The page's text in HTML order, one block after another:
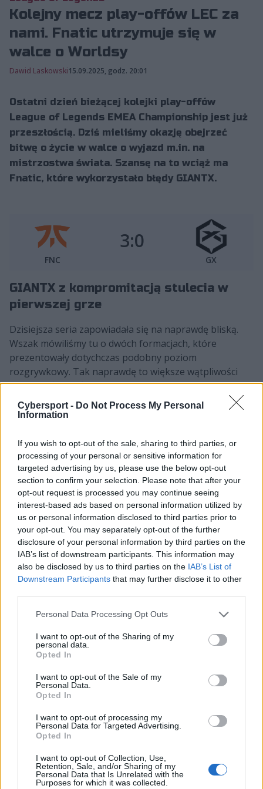
Cybersport - Do Not Process My Personal
Information
If you wish to opt-out of the sale, sharing to third parties, or
processing of your personal or sensitive information for
targeted advertising by us, please use the below opt-out
section to confirm your selection. Please note that after your
opt-out request is processed you may continue seeing
interest-based ads based on personal information utilized by
us or personal information disclosed to third parties prior to
your opt-out. You may separately opt-out of the further
disclosure of your personal information by third parties on the
IAB’s list of downstream participants. This information may
also be disclosed by us to third parties on the IAB’s List of
Downstream Participants that may further disclose it to other
Personal Data Processing Opt Outs
I want to opt-out of the Sharing of my
personal data.
Opted In
I want to opt-out of the Sale of my
Personal Data.
Opted In
I want to opt-out of processing my
Personal Data for Targeted Advertising.
Opted In
I want to opt-out of Collection, Use,
Retention, Sale, and/or Sharing of my
Personal Data that Is Unrelated with the
Purposes for which it was collected.
Kolejny mecz play-offów LEC za
nami. Fnatic utrzymuje się w
walce o Worldsy
Dawid Laskowski15.09.2025, godz. 20:01
Ostatni dzień bieżącej kolejki play-offów
League of Legends EMEA Championship jest już
przeszłością. Dziś mieliśmy okazję obejrzeć
bitwę o życie w walce o wyjazd m.in. na
mistrzostwa świata. Szansę na to wciąż ma
Fnatic, które wykorzystało błędy GIANTX.
FNC
3:0
GX
GIANTX z kompromitacją stulecia w
pierwszej grze
Dzisiejsza seria zapowiadała się na naprawdę bliską.
Wszak mówiliśmy tu o dwóch formacjach, które
prezentowały dotychczas podobny poziom
rozgrywkowy. Tak naprawdę to większe wątpliwości
można było mieć w kwestii formy Fnatic, które nie
zdołało ostatnio rozprawić się z obecnymi mistrzami
LEC z Movistar KOI. GIANTX z kolei pewnie przebrnęło
długi czas potwierdzała te obawy. Wszak to Oh "Noah"
Hyeon-taek i spółka radzili sobie w niej zdecydowanie
lepiej. Czarno-Pomarańczowi nie mieli praktycznie nic
do powiedzenia przez całą grę. W efekcie w pewnym
momencie przewaga GX w złocie wynosiła aż 11 tysięcy!
Wtem ni stąd, ni zowąd FNC wygrało w kuriozalnym
stylu jedną walkę drużynową i jak gdyby nigdy nic
skończyło grę jednym pchnięciem. Ciekawostką jest to,
że w momencie rozbijania wrogiego Nexusa zawodnicy
brytyjskiej organizacji wciąż tracili w złocie względem
oponentów prawie cztery tysiące.
2025! Nisha i spółka nie byli nawet blisko obrony
tytułu
Fnatic pewnie eliminuje Noaha i spółkę
z play-offów LEC
I patrząc na kolejne dwie potyczki tej serii w play-offach
LEC, widać było, że GIANTX straszliwie podłamało się
taką porażką. W dwóch kolejnych odsłonach meczu
zespół koreańskiego strzelca nie miał już paliwa na
granie. Druga potyczka to okrutny stomp sprzedany
przez podopiecznych Fabiana "GrabbZa" Lohmanna.
Starcie zostało zamknięte w niespełna trzydzieści